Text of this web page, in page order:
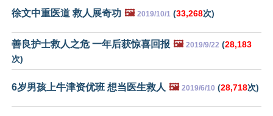
徐文中重医道 救人展奇功 🖼️ 2019/10/1 (33,268次)
善良护士救人之危 一年后获惊喜回报 🖼️ 2019/9/22 (28,183
次)
6岁男孩上牛津资优班 想当医生救人 🖼️ 2019/6/10 (28,718次)